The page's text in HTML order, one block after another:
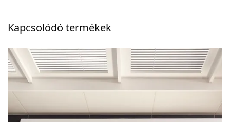
Kapcsolódó termékek